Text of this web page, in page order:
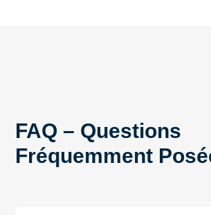
FAQ – Questions
Fréquemment